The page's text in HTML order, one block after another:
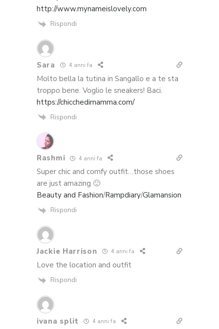
http://www.mynameislovely.com
Rispondi
Sara 4 anni fa
Molto bella la tutina in Sangallo e a te sta
troppo bene. Voglio le sneakers! Baci.
https://chicchedimamma.com/
Rispondi
Rashmi 4 anni fa
Super chic and comfy outfit…those shoes
are just amazing 🙂
Beauty and Fashion/Rampdiary/Glamansion
Rispondi
Jackie Harrison 4 anni fa
Love the location and outfit
Rispondi
ivana split 4 anni fa